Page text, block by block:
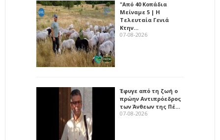
"Από 40 Κοπάδια
Μείναμε 5 | Η
Τελευταία Γενιά
Κτην…
07-08-2026
Έφυγε από τη ζωή ο
πρώην Αντιπρόεδρος
των Άνθεων της Πέ…
07-08-2026